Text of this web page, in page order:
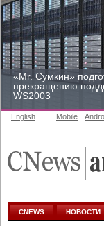
«Mr. Сумкин»
прекращению
WS2003
к аналитике
English Mobile
CNEWS НОВОСТИ